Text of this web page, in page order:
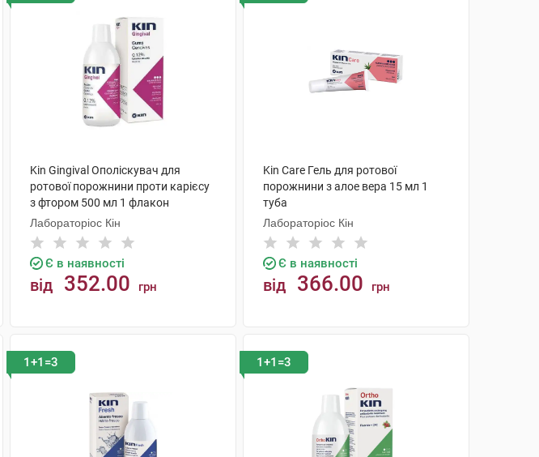
Kin Gingival Ополіскувач для
ротової порожнини проти карієсу
з фтором 500 мл 1 флакон
Лабораторіос Кін
Є в наявності
від 352.00 грн
Kin Care Гель для ротової
порожнини з алое вера 15 мл 1
туба
Лабораторіос Кін
Є в наявності
від 366.00 грн
1+1=3 1+1=3